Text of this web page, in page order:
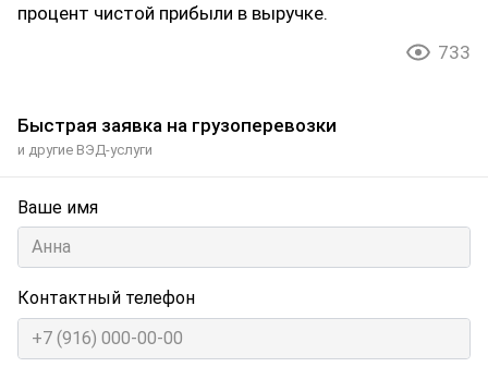
процент чистой прибыли в выручке.
733
Быстрая заявка на грузоперевозки
и другие ВЭД-услуги
Ваше имя
Контактный телефон